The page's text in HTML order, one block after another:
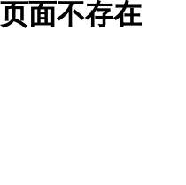
页面不存在